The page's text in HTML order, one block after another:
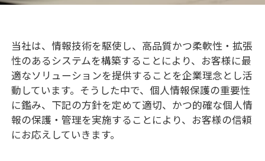
当社は、情報技術を駆使し、高品質かつ柔軟性・拡張
性のあるシステムを構築することにより、お客様に最
適なソリューションを提供することを企業理念とし活
動しています。そうした中で、個人情報保護の重要性
に鑑み、下記の方針を定めて適切、かつ的確な個人情
報の保護・管理を実施することにより、お客様の信頼
にお応えしていきます。